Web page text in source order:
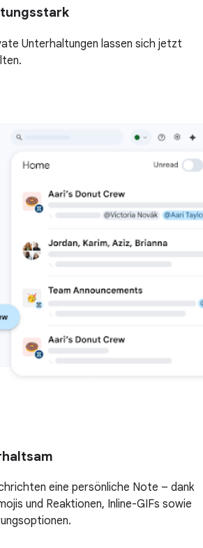
Unterhaltungen lassen sich jetzt
eine persönliche Note – dank
und Reaktionen, Inline-GIFs sowie